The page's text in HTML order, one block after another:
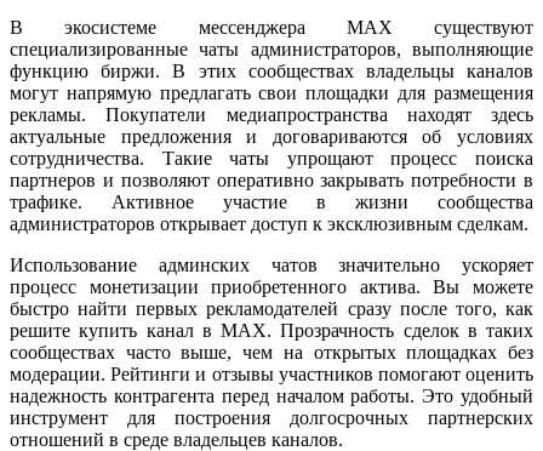
В экосистеме мессенджера MAX существуют
специализированные чаты администраторов, выполняющие
функцию биржи. В этих сообществах владельцы каналов
могут напрямую предлагать свои площадки для размещения
рекламы. Покупатели медиапространства находят здесь
актуальные предложения и договариваются об условиях
сотрудничества. Такие чаты упрощают процесс поиска
партнеров и позволяют оперативно закрывать потребности в
трафике. Активное участие в жизни сообщества
администраторов открывает доступ к эксклюзивным сделкам.
Использование админских чатов значительно ускоряет
процесс монетизации приобретенного актива. Вы можете
быстро найти первых рекламодателей сразу после того, как
решите купить канал в MAX. Прозрачность сделок в таких
сообществах часто выше, чем на открытых площадках без
модерации. Рейтинги и отзывы участников помогают оценить
надежность контрагента перед началом работы. Это удобный
инструмент для построения долгосрочных партнерских
отношений в среде владельцев каналов.